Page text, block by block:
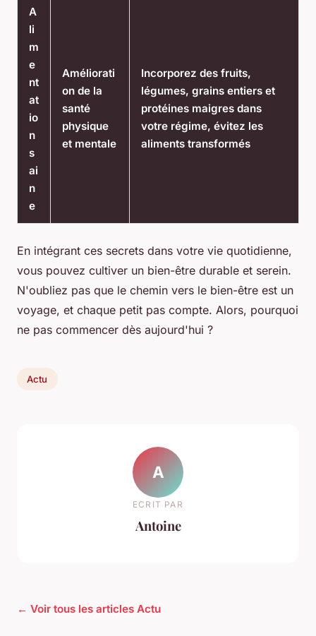
A
li
m
e
nt
at
io
n
s
ai
n
e
Améliorati
on de la
santé
physique
et mentale
Incorporez des fruits,
légumes, grains entiers et
protéines maigres dans
votre régime, évitez les
aliments transformés
En intégrant ces secrets dans votre vie quotidienne,
vous pouvez cultiver un bien-être durable et serein.
N'oubliez pas que le chemin vers le bien-être est un
voyage, et chaque petit pas compte. Alors, pourquoi
ne pas commencer dès aujourd'hui ?
Actu
A
ECRIT PAR
Antoine
← Voir tous les articles Actu